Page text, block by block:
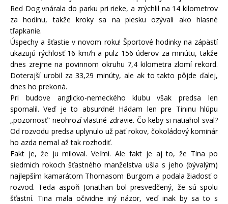
Red Dog vnárala do parku pri rieke, a zrýchlil na 14 kilometrov
za hodinu, takže kroky sa na piesku ozývali ako hlasné
tľapkanie.
Úspechy a šťastie v novom roku! Športové hodinky na zápästí
ukazujú rýchlosť 16 km/h a pulz 156 úderov za minútu, takže
dnes zrejme na povinnom okruhu 7,4 kilometra zlomí rekord.
Doterajší urobil za 33,29 minúty, ale ak to takto pôjde ďalej,
dnes ho prekoná.
Pri budove anglicko-nemeckého klubu však predsa len
spomalil. Veď je to absurdné! Hádam len pre Tininu hlúpu
„pozornosť“ neohrozí vlastné zdravie. Čo keby si natiahol sval?
Od rozvodu predsa uplynulo už päť rokov, čokoládový kominár
ho azda nemal až tak rozhodiť.
Fakt je, že ju miloval. Veľmi. Ale fakt je aj to, že Tina po
siedmich rokoch šťastného manželstva ušla s jeho (bývalým)
najlepším kamarátom Thomasom Burgom a podala žiadosť o
rozvod. Teda aspoň Jonathan bol presvedčený, že sú spolu
šťastní. Tina mala očividne iný názor, veď inak by sa to s